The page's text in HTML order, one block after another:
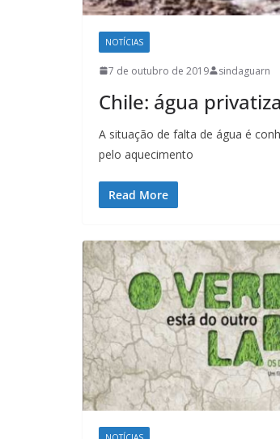
NOTÍCIAS
7 de outubro de 2019 sindaguarn
Chile: água
A situação de falta de água é
pelo aquecimento
Read More